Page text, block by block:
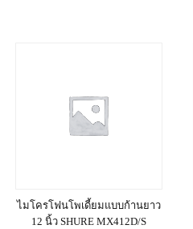
ไมโครโฟนโพเดี้ยมแบบก้านยาว
12 นิ้ว SHURE MX412D/S